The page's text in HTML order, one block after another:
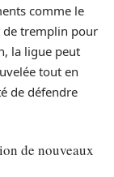
comme le
de tremplin pour
la ligue peut
tout en
de défendre
de nouveaux